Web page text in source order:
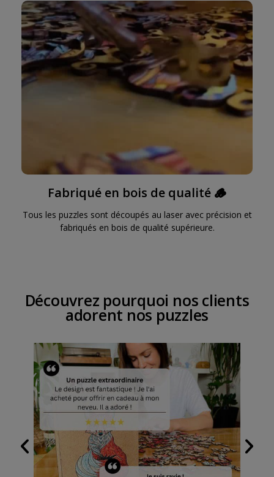
Fabriqué en bois de qualité 🪵
Tous les puzzles sont découpés au laser avec précision et
fabriqués en bois de qualité supérieure.
Découvrez pourquoi nos clients
adorent nos puzzles